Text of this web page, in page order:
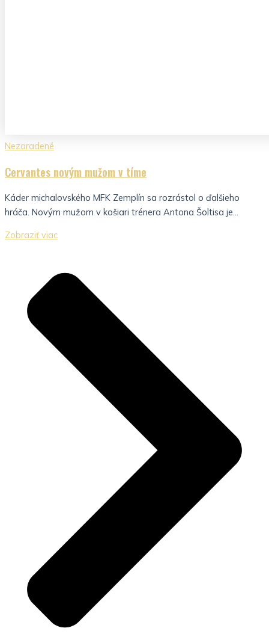
Nezaradené
Cervantes novým mužom v tíme
Káder michalovského MFK Zemplín sa rozrástol o ďalšieho
hráča. Novým mužom v košiari trénera Antona Šoltisa je...
Zobraziť viac